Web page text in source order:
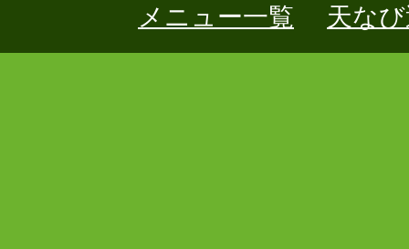
メニュー一覧
天な